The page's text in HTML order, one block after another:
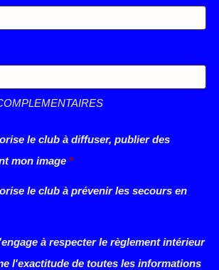
le club à diffuser, publier des
mon image *
le club à prévenir les secours en
à respecter le règlement intérieur
l'exactitude de toutes les informations